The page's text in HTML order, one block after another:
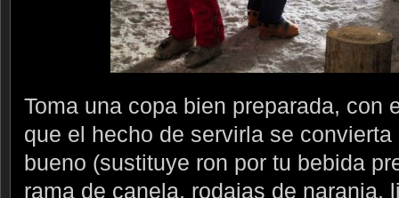
Toma una copa bien preparada, con
que el hecho de servirla se
bueno (sustituye ron por tu bebida
rama de canela, rodajas de